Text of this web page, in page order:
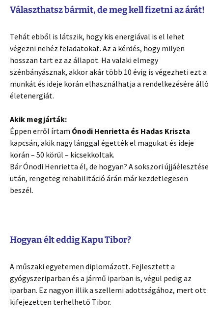
Választhatsz bármit, de meg kell fizetni az árát!
Tehát ebből is látszik, hogy kis energiával is el lehet
végezni nehéz feladatokat. Az a kérdés, hogy milyen
hosszan tart ez az állapot. Ha valaki elmegy
szénbányásznak, akkor akár több 10 évig is végezheti ezt a
munkát és ideje korán elhasználhatja a rendelkezésére álló
életenergiát.
Akik megjárták:
Éppen erről írtam Ónodi Henrietta és Hadas Kriszta
kapcsán, akik nagy lánggal égették el magukat és ideje
korán – 50 körül – kicsekkoltak.
Bár Ónodi Henrietta él, de hogyan? A sokszori újjáélesztése
után, rengeteg rehabilitáció árán már kezdetlegesen
beszél.
Hogyan élt eddig Kapu Tibor?
A műszaki egyetemen diplomázott. Fejlesztett a
gyógyszeriparban és a jármű iparban is, végül pedig az
iparban. Ez nagyon illik a szellemi adottságához, mert ott
kifejezetten terhelhető Tibor.